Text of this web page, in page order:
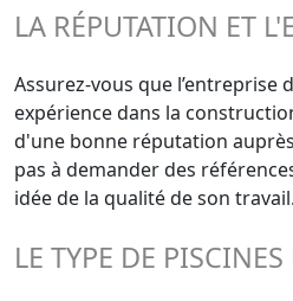
LA RÉPUTATION ET
Assurez-vous que l’entreprise
expérience dans la
d'une bonne réputation
pas à demander des
idée de la qualité de son travail.
LE TYPE DE PISCINES